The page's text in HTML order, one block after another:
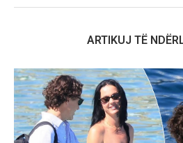
ARTIKUJ TË